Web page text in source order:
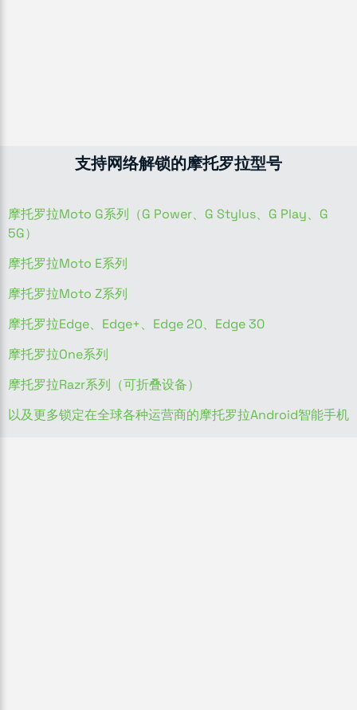
支持网络解锁的摩托罗拉型号
摩托罗拉Moto G系列（G Power、G Stylus、G Play、G
5G）
摩托罗拉Moto E系列
摩托罗拉Moto Z系列
摩托罗拉Edge、Edge+、Edge 20、Edge 30
摩托罗拉One系列
摩托罗拉Razr系列（可折叠设备）
以及更多锁定在全球各种运营商的摩托罗拉Android智能手机